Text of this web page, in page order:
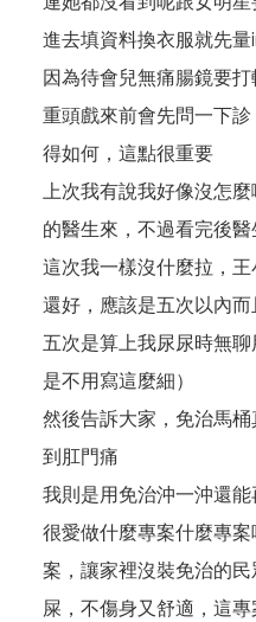
進去填資料換衣服就先
因為待會兒無痛腸鏡要
重頭戲來前會先問一下
得如何，這點很重要
上次我有說我好像沒怎
的醫生來，不過看完後
這次我一樣沒什麼拉，
還好，應該是五次以內
五次是算上我尿尿時無
是不用寫這麼細）
然後告訴大家，免治馬
到肛門痛
我則是用免治沖一沖還
很愛做什麼專案什麼專
案，讓家裡沒裝免治的
屎，不傷身又舒適，這專